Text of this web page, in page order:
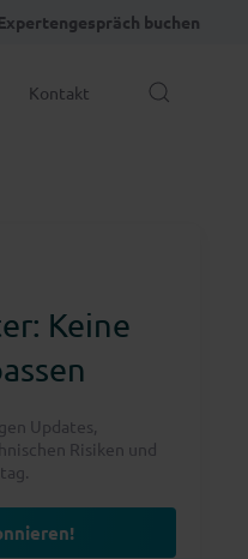
buchen
Kontakt
Keine
Updates,
Risiken und